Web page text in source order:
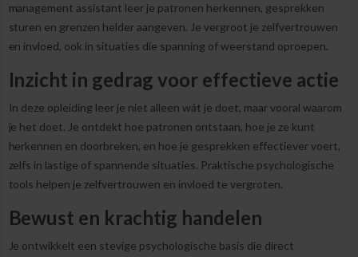
management assistant leer je patronen herkennen, gesprekken
sturen en grenzen helder aangeven. Je vergroot je zelfvertrouwen
en invloed, ook in situaties die spanning of weerstand oproepen.
Inzicht in gedrag voor effectieve actie
In deze opleiding leer je niet alleen wát je doet, maar vooral waarom
je het doet. Je ontdekt hoe patronen ontstaan, hoe je ze kunt
herkennen en doorbreken, en hoe je gesprekken effectiever voert,
zelfs in lastige of spannende situaties. Praktische psychologische
tools helpen je zelfvertrouwen en invloed te vergroten.
Bewust en krachtig handelen
Je ontwikkelt een stevige psychologische basis die direct